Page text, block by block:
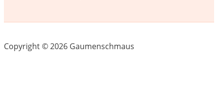
Copyright © 2026 Gaumenschmaus